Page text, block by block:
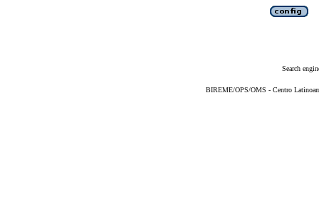
Search
BIREME/OPS/OMS - Centro